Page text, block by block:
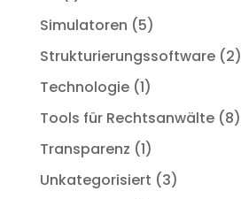
Simulatoren (5)
Strukturierungssoftware(2)
Technologie(1)
Tools für Rechtsanwälte(8)
Transparenz (1)
Unkategorisiert (3)